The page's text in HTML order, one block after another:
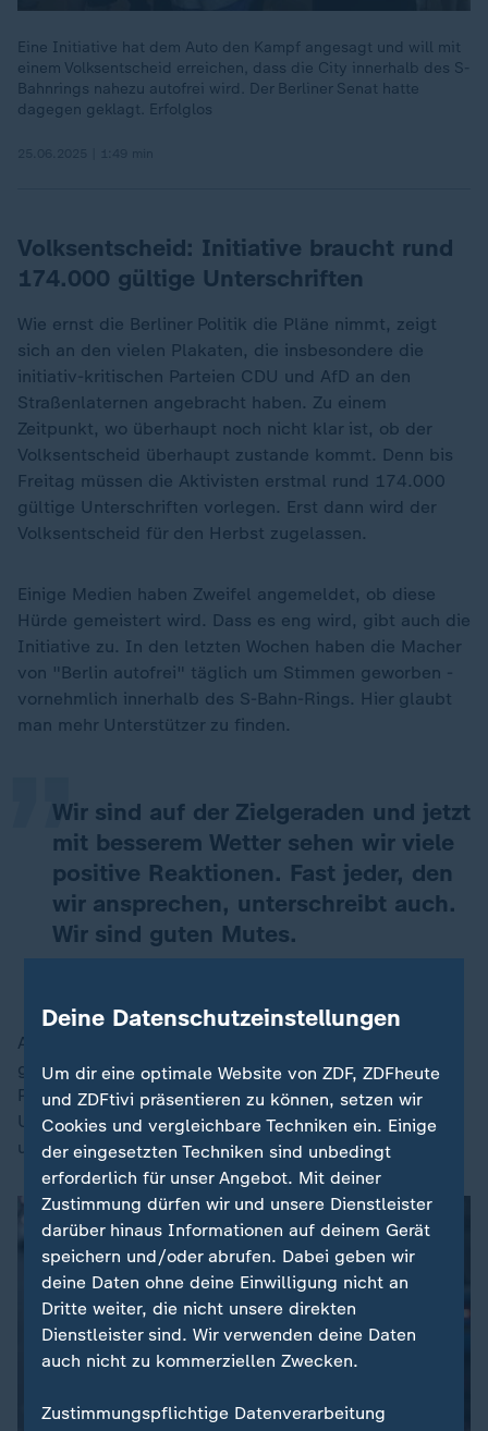
Eine Initiative hat dem Auto den Kampf angesagt und will mit
einem Volksentscheid erreichen, dass die City innerhalb des S-
Bahnrings nahezu autofrei wird. Der Berliner Senat hatte
dagegen geklagt. Erfolglos
Volksentscheid: Initiative braucht rund
174.000 gültige Unterschriften
Wie ernst die Berliner Politik die Pläne nimmt, zeigt
sich an den vielen Plakaten, die insbesondere die
initiativ-kritischen Parteien CDU und AfD an den
Straßenlaternen angebracht haben. Zu einem
Zeitpunkt, wo überhaupt noch nicht klar ist, ob der
Volksentscheid überhaupt zustande kommt. Denn bis
Freitag müssen die Aktivisten erstmal rund 174.000
gültige Unterschriften vorlegen. Erst dann wird der
Volksentscheid für den Herbst zugelassen.
Einige Medien haben Zweifel angemeldet, ob diese
Hürde gemeistert wird. Dass es eng wird, gibt auch die
Initiative zu. In den letzten Wochen haben die Macher
von "Berlin autofrei" täglich um Stimmen geworben -
vornehmlich innerhalb des S-Bahn-Rings. Hier glaubt
man mehr Unterstützer zu finden.
Wir sind auf der Zielgeraden und jetzt
mit besserem Wetter sehen wir viele
positive Reaktionen. Fast jeder, den
wir ansprechen, unterschreibt auch.
Wir sind guten Mutes.
„
An einem sonnigen Abend steht Oliver Collmann
gemeinsam mit zwei Mitstreiterinnen mitten in
Prenzlauer Berg an einer S-Bahn-Fußgängerbrücke.
Und in der Tat bleiben viele Passanten stehen, um zu
unterschreiben. Laute Kritik wird nicht geäußert.
Deine Datenschutzeinstellungen
Um dir eine optimale Website von ZDF, ZDFheute
und ZDFtivi präsentieren zu können, setzen wir
Cookies und vergleichbare Techniken ein. Einige
der eingesetzten Techniken sind unbedingt
erforderlich für unser Angebot. Mit deiner
Zustimmung dürfen wir und unsere Dienstleister
darüber hinaus Informationen auf deinem Gerät
speichern und/oder abrufen. Dabei geben wir
deine Daten ohne deine Einwilligung nicht an
Dritte weiter, die nicht unsere direkten
Dienstleister sind. Wir verwenden deine Daten
auch nicht zu kommerziellen Zwecken.
Zustimmungspflichtige Datenverarbeitung